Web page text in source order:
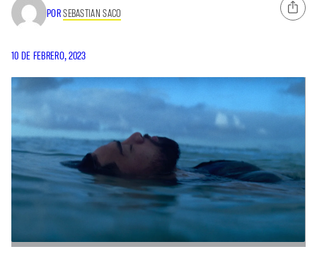
PORSEBASTIAN SACO
10 DE FEBRERO, 2023